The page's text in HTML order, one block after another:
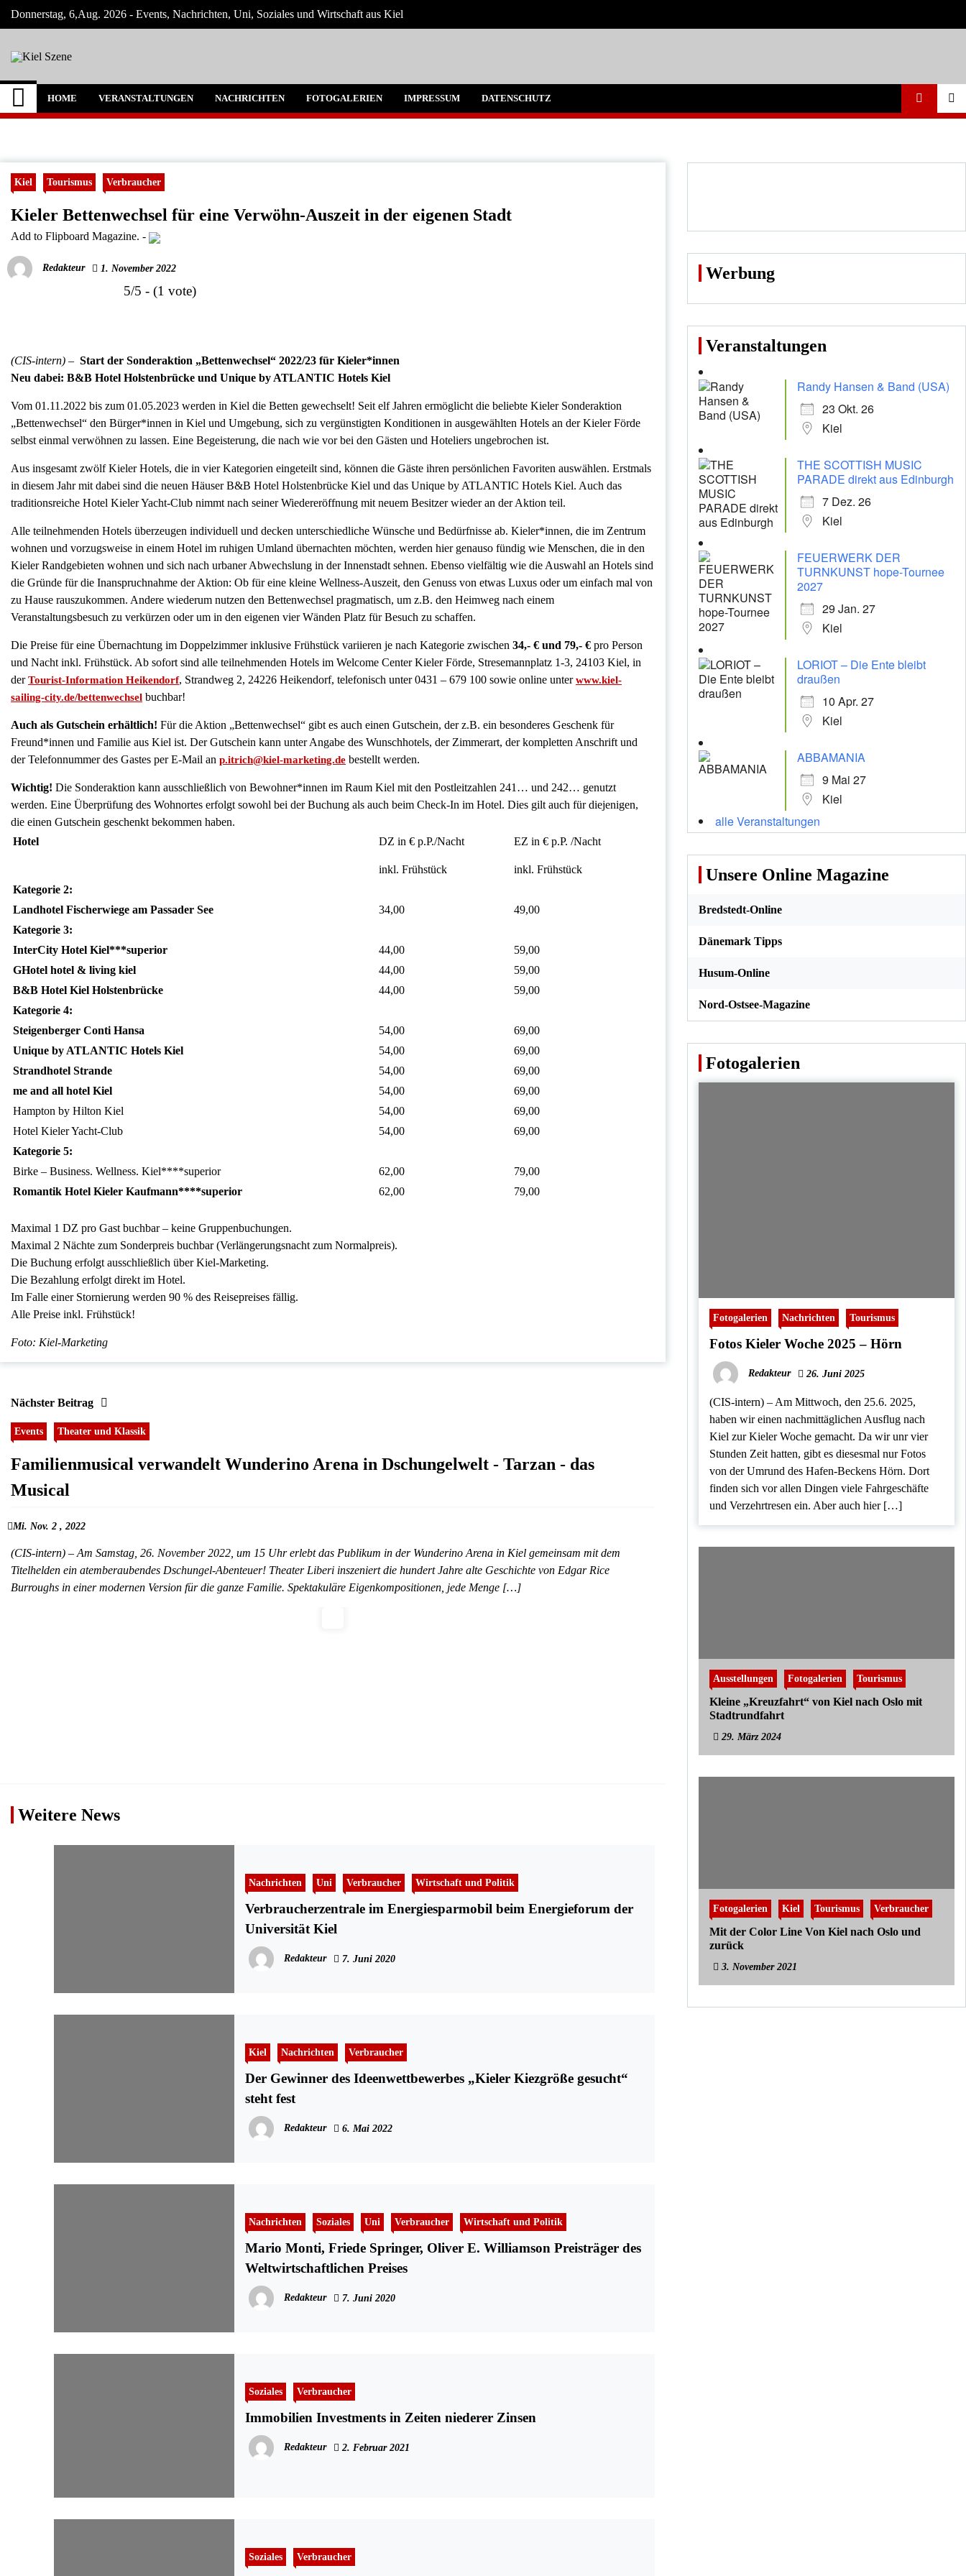
Skip
Donnerstag, 6,Aug. 2026 - Events, Nachrichten, Uni, Soziales und Wirtschaft aus Kiel
Kiel Szene
Neuigkeiten und Nachrichten aus Kiel und Umgebung
HOME VERANSTALTUNGEN NACHRICHTEN FOTOGALERIEN IMPRESSUM DATENSCHUTZ
Kiel Tourismus Verbraucher
Kieler Bettenwechsel für eine Verwöhn-Auszeit in der eigenen Stadt
Add to Flipboard Magazine. -
Redakteur 1. November 2022
5/5 - (1 vote)
(CIS-intern) – Start der Sonderaktion „Bettenwechsel“ 2022/23 für Kieler*innen
Neu dabei: B&B Hotel Holstenbrücke und Unique by ATLANTIC Hotels Kiel
Vom 01.11.2022 bis zum 01.05.2023 werden in Kiel die Betten gewechselt! Seit elf Jahren ermöglicht die beliebte Kieler Sonderaktion
„Bettenwechsel“ den Bürger*innen in Kiel und Umgebung, sich zu vergünstigten Konditionen in ausgewählten Hotels an der Kieler Förde
selbst einmal verwöhnen zu lassen. Eine Begeisterung, die nach wie vor bei den Gästen und Hoteliers ungebrochen ist.
Aus insgesamt zwölf Kieler Hotels, die in vier Kategorien eingeteilt sind, können die Gäste ihren persönlichen Favoriten auswählen. Erstmals
in diesem Jahr mit dabei sind die neuen Häuser B&B Hotel Holstenbrücke Kiel und das Unique by ATLANTIC Hotels Kiel. Auch das
traditionsreiche Hotel Kieler Yacht-Club nimmt nach seiner Wiedereröffnung mit neuem Besitzer wieder an der Aktion teil.
Alle teilnehmenden Hotels überzeugen individuell und decken unterschiedliche Wünsche und Bedürfnisse ab. Kieler*innen, die im Zentrum
wohnen und vorzugsweise in einem Hotel im ruhigen Umland übernachten möchten, werden hier genauso fündig wie Menschen, die in den
Kieler Randgebieten wohnen und sich nach urbaner Abwechslung in der Innenstadt sehnen. Ebenso vielfältig wie die Auswahl an Hotels sind
die Gründe für die Inanspruchnahme der Aktion: Ob für eine kleine Wellness-Auszeit, den Genuss von etwas Luxus oder um einfach mal von
zu Hause rauszukommen. Andere wiederum nutzen den Bettenwechsel pragmatisch, um z.B. den Heimweg nach einem
Veranstaltungsbesuch zu verkürzen oder um in den eigenen vier Wänden Platz für Besuch zu schaffen.
Die Preise für eine Übernachtung im Doppelzimmer inklusive Frühstück variieren je nach Kategorie zwischen 34,- € und 79,- € pro Person
und Nacht inkl. Frühstück. Ab sofort sind alle teilnehmenden Hotels im Welcome Center Kieler Förde, Stresemannplatz 1-3, 24103 Kiel, in
derTourist-Information Heikendorf, Strandweg 2, 24226 Heikendorf, telefonisch unter 0431 – 679 100 sowie online unterwww.kiel-
sailing-city.de/bettenwechsel buchbar!
Auch als Gutschein erhältlich! Für die Aktion „Bettenwechsel“ gibt es auch einen Gutschein, der z.B. ein besonderes Geschenk für
Freund*innen und Familie aus Kiel ist. Der Gutschein kann unter Angabe des Wunschhotels, der Zimmerart, der kompletten Anschrift und
der Telefonnummer des Gastes per E-Mail an p.itrich@kiel-marketing.de bestellt werden.
Wichtig! Die Sonderaktion kann ausschließlich von Bewohner*innen im Raum Kiel mit den Postleitzahlen 241… und 242… genutzt
werden. Eine Überprüfung des Wohnortes erfolgt sowohl bei der Buchung als auch beim Check-In im Hotel. Dies gilt auch für diejenigen,
die einen Gutschein geschenkt bekommen haben.
Hotel
DZ in € p.P./Nacht
inkl. Frühstück
EZ in € p.P. /Nacht
inkl. Frühstück
Kategorie 2:
Landhotel Fischerwiege am Passader See
34,00
49,00
Kategorie 3:
InterCity Hotel Kiel***superior
44,00
59,00
GHotel hotel & living kiel
44,00
59,00
B&B Hotel Kiel Holstenbrücke
44,00
59,00
Kategorie 4:
Steigenberger Conti Hansa
54,00
69,00
Unique by ATLANTIC Hotels Kiel
54,00
69,00
Strandhotel Strande
54,00
69,00
me and all hotel Kiel
54,00
69,00
Hampton by Hilton Kiel
54,00
69,00
Hotel Kieler Yacht-Club
54,00
69,00
Kategorie 5:
Birke – Business. Wellness. Kiel****superior
62,00
79,00
Romantik Hotel Kieler Kaufmann****superior
62,00 79,00
Maximal 1 DZ pro Gast buchbar – keine Gruppenbuchungen.
Maximal 2 Nächte zum Sonderpreis buchbar (Verlängerungsnacht zum Normalpreis).
Die Buchung erfolgt ausschließlich über Kiel-Marketing.
Die Bezahlung erfolgt direkt im Hotel.
Im Falle einer Stornierung werden 90 % des Reisepreises fällig.
Alle Preise inkl. Frühstück!
Foto: Kiel-Marketing
Nächster Beitrag
Events Theater und Klassik
Familienmusical verwandelt Wunderino Arena in Dschungelwelt - Tarzan - das
Musical
Mi. Nov. 2 , 2022
(CIS-intern) – Am Samstag, 26. November 2022, um 15 Uhr erlebt das Publikum in der Wunderino Arena in Kiel gemeinsam mit dem
Titelhelden ein atemberaubendes Dschungel-Abenteuer! Theater Liberi inszeniert die hundert Jahre alte Geschichte von Edgar Rice
Burroughs in einer modernen Version für die ganze Familie. Spektakuläre Eigenkompositionen, jede Menge […]
Weitere News
Nachrichten Uni Verbraucher Wirtschaft und Politik
Verbraucherzentrale im Energiesparmobil beim Energieforum der
Universität Kiel
Redakteur 7. Juni 2020
Kiel Nachrichten Verbraucher
Der Gewinner des Ideenwettbewerbes „Kieler Kiezgröße gesucht“
steht fest
Redakteur 6. Mai 2022
Nachrichten Soziales Uni Verbraucher Wirtschaft und Politik
Mario Monti, Friede Springer, Oliver E. Williamson Preisträger des
Weltwirtschaftlichen Preises
Redakteur 7. Juni 2020
Soziales Verbraucher
Immobilien Investments in Zeiten niederer Zinsen
Redakteur 2. Februar 2021
Soziales Verbraucher
Werbung
Veranstaltungen
Randy Hansen & Band (USA)
23 Okt. 26
Kiel
THE SCOTTISH MUSIC
PARADE direkt aus Edinburgh
7 Dez. 26
Kiel
FEUERWERK DER
TURNKUNST hope-Tournee
2027
29 Jan. 27
Kiel
LORIOT – Die Ente bleibt
draußen
10 Apr. 27
Kiel
ABBAMANIA
9 Mai 27
Kiel
alle Veranstaltungen
Unsere Online Magazine
Bredstedt-Online
Dänemark Tipps
Husum-Online
Nord-Ostsee-Magazine
Fotogalerien
Fotogalerien Nachrichten Tourismus
Fotos Kieler Woche 2025 – Hörn
Redakteur 26. Juni 2025
(CIS-intern) – Am Mittwoch, den 25.6. 2025,
haben wir einen nachmittäglichen Ausflug nach
Kiel zur Kieler Woche gemacht. Da wir unr vier
Stunden Zeit hatten, gibt es diesesmal nur Fotos
von der Umrund des Hafen-Beckens Hörn. Dort
finden sich vor allen Dingen viele Fahrgeschäfte
und Verzehrtresen ein. Aber auch hier […]
Ausstellungen Fotogalerien Tourismus
Kleine „Kreuzfahrt“ von Kiel nach Oslo mit
Stadtrundfahrt
29. März 2024
Fotogalerien Kiel Tourismus Verbraucher
Mit der Color Line Von Kiel nach Oslo und
zurück
3. November 2021